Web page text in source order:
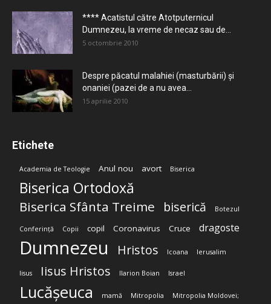
**** Acatistul către Atotputernicul
Dumnezeu, la vreme de necaz sau de...
5 octombrie 2010
Despre păcatul malahiei (masturbării) şi
onaniei (pazei de a nu avea...
15 aprilie 2010
Etichete
Academia de Teologie Anul nou avort Biserica
Biserica Ortodoxă
Biserica Sfânta Treime biserică Botezul
Conferință Copii copil Coronavirus Cruce dragoste
Dumnezeu Hristos Icoana Ierusalim
Iisus Iisus Hristos Ilarion Boian Israel
Lucășeuca mamă Mitropolia Mitropolia Moldovei;